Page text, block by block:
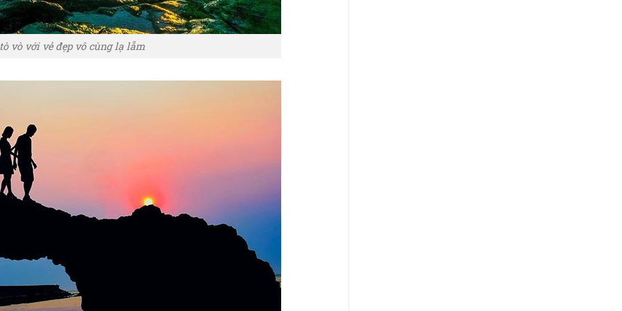
vò với vẻ đẹp vô cùng lạ lẫm